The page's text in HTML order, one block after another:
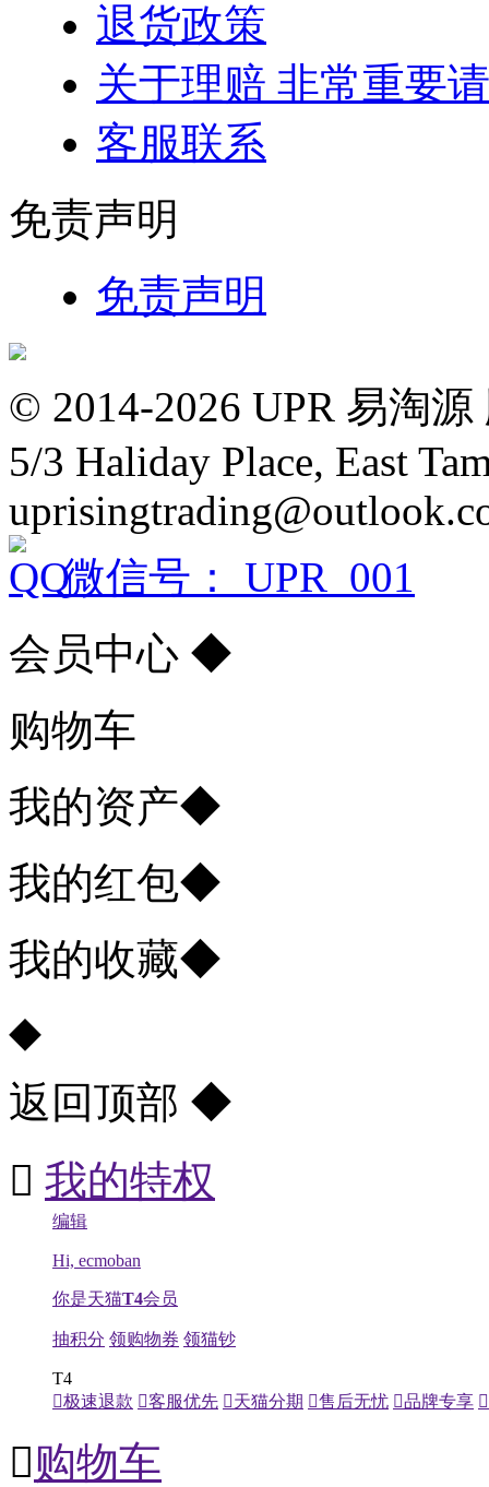
退货政策
关于理赔 非常重要
客服联系
免责声明
免责声明
© 2014-2026 UPR 易淘
5/3 Haliday Place, East
微信号： UPR_001
会员中心 ◆
购物车
我的资产◆
我的红包◆
我的收藏◆
◆
返回顶部 ◆
 我的特权
编辑
Hi, ecmoban
你是天猫T4会员
抽积分 领购物券 领猫钞
T4
极速退款 客服优先 天猫分期 售后无忧 品牌专享 
购物车